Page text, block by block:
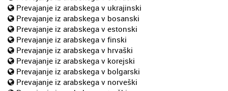
Prevajanje iz arabskega v ukrajinski
Prevajanje iz arabskega v bosanski
Prevajanje iz arabskega v estonski
Prevajanje iz arabskega v finski
Prevajanje iz arabskega v hrvaški
Prevajanje iz arabskega v korejski
Prevajanje iz arabskega v bolgarski
Prevajanje iz arabskega v norveški